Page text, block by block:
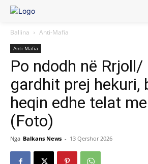
Ballina Anti-Mafia
Anti-Mafia
Po ndodh në Rrjoll/
gardhit prej hekuri,
heqin edhe telat
(Foto)
Nga Balkans News - 13 Qershor 2026